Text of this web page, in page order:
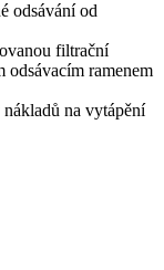
odsávání od
filtrační
ramenem
na vytápění